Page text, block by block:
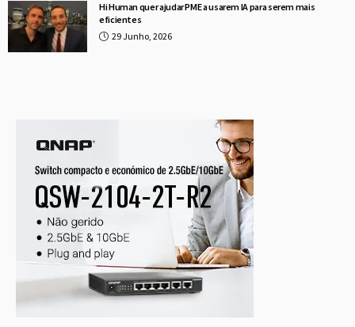
Hi Human quer ajudar PME a usarem IA para serem mais
eficientes
29 Junho, 2026